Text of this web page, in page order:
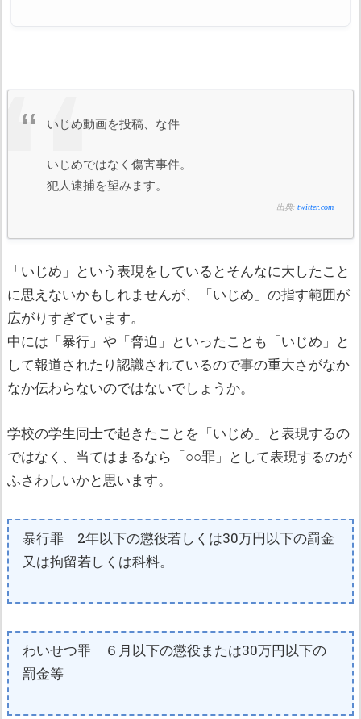
いじめ動画を投稿、な件
いじめではなく傷害事件。
犯人逮捕を望みます。
出典: twitter.com
「いじめ」という表現をしているとそんなに大したこと
に思えないかもしれませんが、「いじめ」の指す範囲が
広がりすぎています。
中には「暴行」や「脅迫」といったことも「いじめ」と
して報道されたり認識されているので事の重大さがなか
なか伝わらないのではないでしょうか。
学校の学生同士で起きたことを「いじめ」と表現するの
ではなく、当てはまるなら「○○罪」として表現するのが
ふさわしいかと思います。
暴行罪 2年以下の懲役若しくは30万円以下の罰金
又は拘留若しくは科料。
わいせつ罪 ６月以下の懲役または30万円以下の
罰金等